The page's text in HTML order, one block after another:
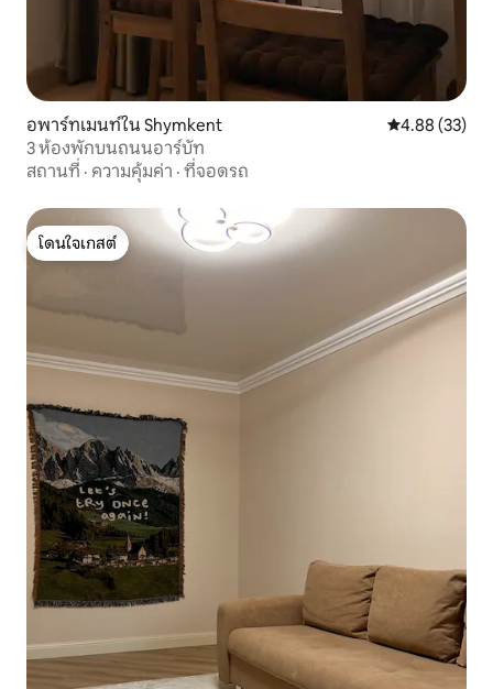
อพาร์ทเมนท์ใน Shymkent คะแนนเฉลี่ย
4.88 (33)
3 ห้องพักบนถนนอาร์บัท
สถานที่ · ความคุ้มค่า · ที่จอดรถ
โดนใจเกสต์
โดนใจเกสต์